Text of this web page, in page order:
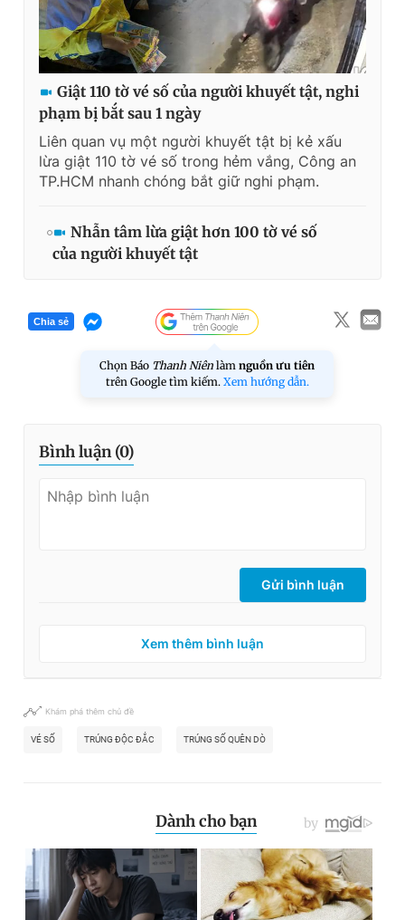
Giật 110 tờ vé số của người khuyết tật, nghi
phạm bị bắt sau 1 ngày
Liên quan vụ một người khuyết tật bị kẻ xấu
lừa giật 110 tờ vé số trong hẻm vắng, Công an
TP.HCM nhanh chóng bắt giữ nghi phạm.
Nhẫn tâm lừa giật hơn 100 tờ vé số
của người khuyết tật
Chia sẻ
Chọn Báo Thanh Niên làm nguồn ưu tiên
trên Google tìm kiếm. Xem hướng dẫn.
Bình luận (0)
Gửi bình luận
Xem thêm bình luận
Khám phá thêm chủ đề
VÉ SỐ TRÚNG ĐỘC ĐẮC TRÚNG SỐ QUÊN DÒ